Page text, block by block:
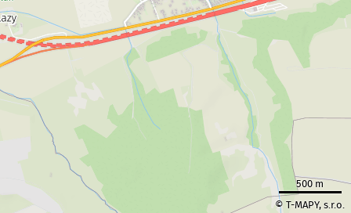
© T-MAPY, s.r.o.
500 m